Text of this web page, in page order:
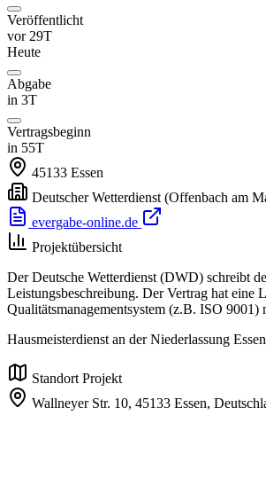
Veröffentlicht
vor 29T
Heute
Abgabe
in 3T
Vertragsbeginn
in 55T
45133 Essen
Deutscher Wetterdienst (Offenbach am
evergabe-online.de
Projektübersicht
Der Deutsche Wetterdienst (DWD) schreibt
Leistungsbeschreibung. Der Vertrag hat eine
Qualitätsmanagementsystem (z.B. ISO 9001)
Hausmeisterdienst an der Niederlassung
Standort Projekt
Wallneyer Str. 10, 45133 Essen,